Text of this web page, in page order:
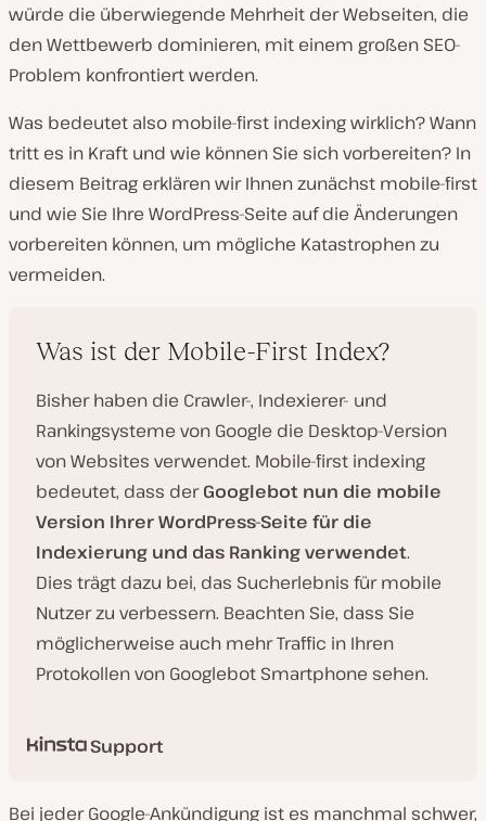
würde die überwiegende Mehrheit der Webseiten, die
den Wettbewerb dominieren, mit einem großen SEO-
Problem konfrontiert werden.
Was bedeutet also mobile-first indexing wirklich? Wann
tritt es in Kraft und wie können Sie sich vorbereiten? In
diesem Beitrag erklären wir Ihnen zunächst mobile-first
und wie Sie Ihre WordPress-Seite auf die Änderungen
vorbereiten können, um mögliche Katastrophen zu
vermeiden.
Was ist der Mobile-First Index?
Bisher haben die Crawler-, Indexierer- und
Rankingsysteme von Google die Desktop-Version
von Websites verwendet. Mobile-first indexing
bedeutet, dass derGooglebot nun die mobile
Version Ihrer WordPress-Seite für die
Indexierung und das Ranking verwendet.
Dies trägt dazu bei, das Sucherlebnis für mobile
Nutzer zu verbessern. Beachten Sie, dass Sie
möglicherweise auch mehr Traffic in Ihren
Protokollen von Googlebot Smartphone sehen.
Support
Bei jeder Google-Ankündigung ist es manchmal schwer,